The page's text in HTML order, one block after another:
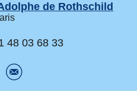
de Rothschild
48 03 68 33
P